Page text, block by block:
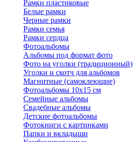
Рамки пластиковые
Белые рамки
Черные рамки
Рамки семья
Рамки сердца
Фотоальбомы
Альбомы под формат фото
Фото на уголки (традиционный)
Уголки и скотч для альбомов
Магнитные (самоклеющие)
Фотоальбомы 10х15 см
Семейные альбомы
Свадебные альбомы
Детские фотоальбомы
Фотокниги с картинками
Папки и вкладыши